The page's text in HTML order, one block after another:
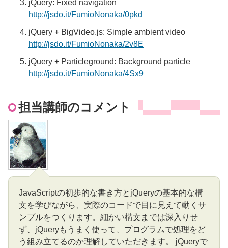
jQuery: Fixed navigation
http://jsdo.it/FumioNonaka/0pkd
jQuery + BigVideo.js: Simple ambient video
http://jsdo.it/FumioNonaka/2v8E
jQuery + Particleground: Background particle
http://jsdo.it/FumioNonaka/4Sx9
担当講師のコメント
JavaScriptの初歩的な書き方とjQueryの基本的な構
文を学びながら、実際のコードで目に見えて動くサ
ンプルをつくります。細かい構文までは深入りせ
ず、jQueryもうまく使って、プログラムで処理をど
う組み立てるのか理解していただきます。 jQueryで